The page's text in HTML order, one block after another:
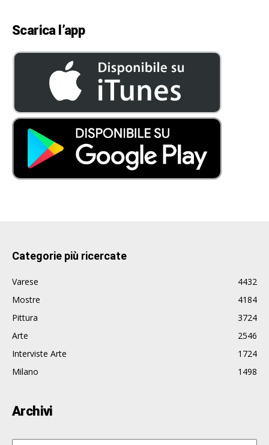
Scarica l’app
Categorie più ricercate
Varese
4432
Mostre
4184
Pittura
3724
Arte
2546
Interviste Arte
1724
Milano
1498
Archivi
Archivi